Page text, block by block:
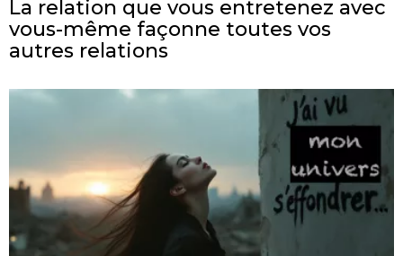
La relation que vous entretenez avec
vous-même façonne toutes vos
autres relations